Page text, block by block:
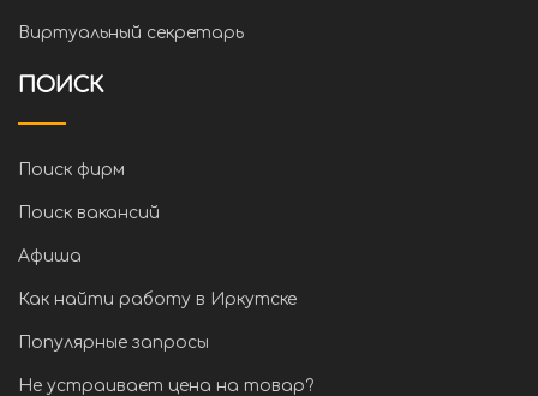
Виртуальный секретарь
ПОИСК
Поиск фирм
Поиск вакансий
Афиша
Как найти работу в Иркутске
Популярные запросы
Не устраивает цена на товар?